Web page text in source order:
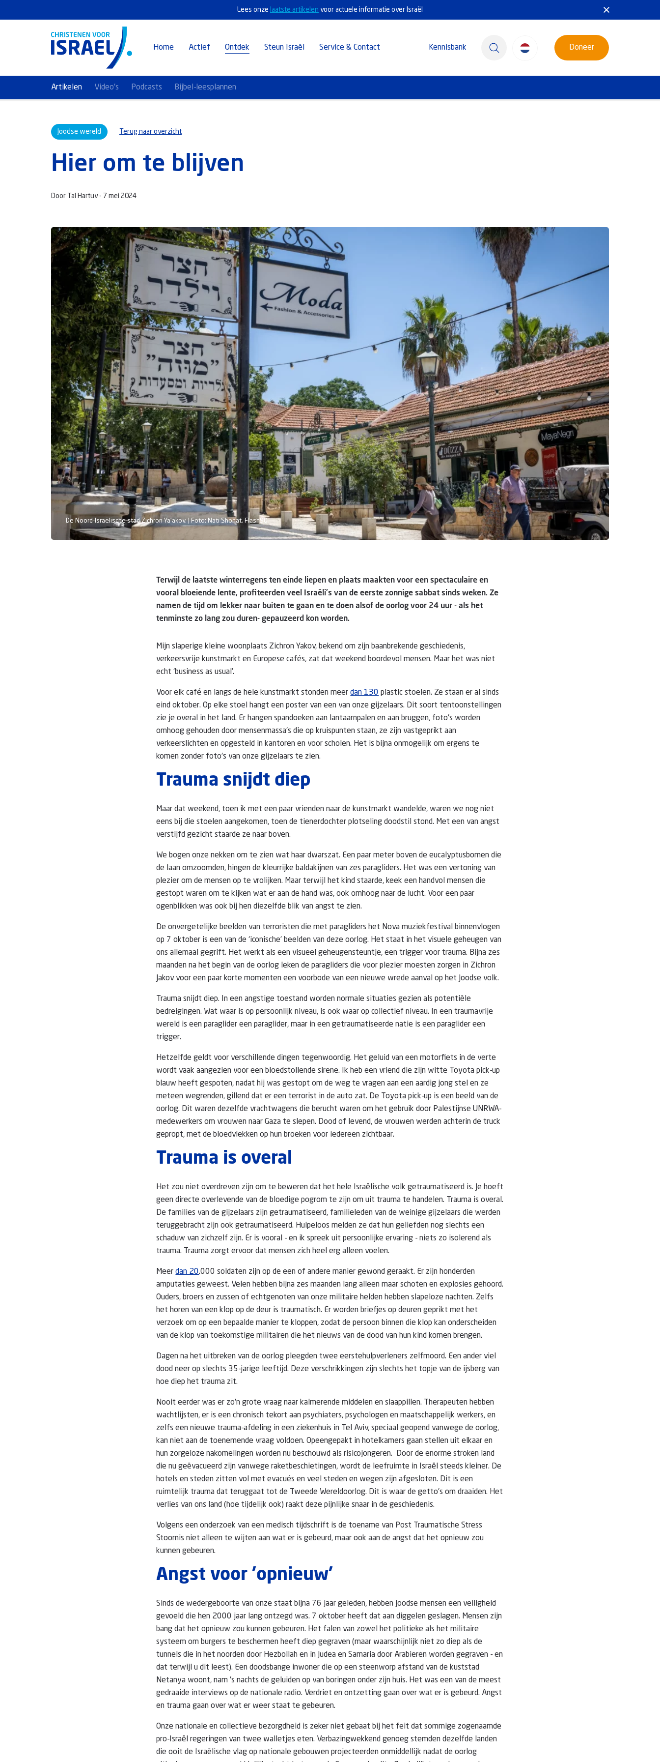
Lees onze laatste artikelen voor actuele informatie over Israël
Home Actief Ontdek Steun Israël Service & Contact Kennisbank Doneer
Artikelen Video's Podcasts Bijbel-leesplannen
Joodse wereld Terug naar overzicht
Hier om te blijven
Door Tal Hartuv - 7 mei 2024
De Noord-Israëlische stad Zichron Ya'akov. | Foto: Nati Shohat, Flash90
Terwijl de laatste winterregens ten einde liepen en plaats maakten voor een spectaculaire en
vooral bloeiende lente, profiteerden veel Israëli's van de eerste zonnige sabbat sinds weken. Ze
namen de tijd om lekker naar buiten te gaan en te doen alsof de oorlog voor 24 uur - als het
tenminste zo lang zou duren- gepauzeerd kon worden.
Mijn slaperige kleine woonplaats Zichron Yakov, bekend om zijn baanbrekende geschiedenis,
verkeersvrije kunstmarkt en Europese cafés, zat dat weekend boordevol mensen. Maar het was niet
echt ‘business as usual’.
Voor elk café en langs de hele kunstmarkt stonden meerdan 130 plastic stoelen. Ze staan er al sinds
eind oktober. Op elke stoel hangt een poster van een van onze gijzelaars. Dit soort tentoonstellingen
zie je overal in het land. Er hangen spandoeken aan lantaarnpalen en aan bruggen, foto's worden
omhoog gehouden door mensenmassa's die op kruispunten staan, ze zijn vastgeprikt aan
verkeerslichten en opgesteld in kantoren en voor scholen. Het is bijna onmogelijk om ergens te
komen zonder foto's van onze gijzelaars te zien.
Trauma snijdt diep
Maar dat weekend, toen ik met een paar vrienden naar de kunstmarkt wandelde, waren we nog niet
eens bij die stoelen aangekomen, toen de tienerdochter plotseling doodstil stond. Met een van angst
verstijfd gezicht staarde ze naar boven.
We bogen onze nekken om te zien wat haar dwarszat. Een paar meter boven de eucalyptusbomen die
de laan omzoomden, hingen de kleurrijke baldakijnen van zes paragliders. Het was een vertoning van
plezier om de mensen op te vrolijken. Maar terwijl het kind staarde, keek een handvol mensen die
gestopt waren om te kijken wat er aan de hand was, ook omhoog naar de lucht. Voor een paar
ogenblikken was ook bij hen diezelfde blik van angst te zien.
De onvergetelijke beelden van terroristen die met paragliders het Nova muziekfestival binnenvlogen
op 7 oktober is een van de ‘iconische’ beelden van deze oorlog. Het staat in het visuele geheugen van
ons allemaal gegrift. Het werkt als een visueel geheugensteuntje, een trigger voor trauma. Bijna zes
maanden na het begin van de oorlog leken de paragliders die voor plezier moesten zorgen in Zichron
Jakov voor een paar korte momenten een voorbode van een nieuwe wrede aanval op het Joodse volk.
Trauma snijdt diep. In een angstige toestand worden normale situaties gezien als potentiële
bedreigingen. Wat waar is op persoonlijk niveau, is ook waar op collectief niveau. In een traumavrije
wereld is een paraglider een paraglider, maar in een getraumatiseerde natie is een paraglider een
trigger.
Hetzelfde geldt voor verschillende dingen tegenwoordig. Het geluid van een motorfiets in de verte
wordt vaak aangezien voor een bloedstollende sirene. Ik heb een vriend die zijn witte Toyota pick-up
blauw heeft gespoten, nadat hij was gestopt om de weg te vragen aan een aardig jong stel en ze
meteen wegrenden, gillend dat er een terrorist in de auto zat. De Toyota pick-up is een beeld van de
oorlog. Dit waren dezelfde vrachtwagens die berucht waren om het gebruik door Palestijnse UNRWA-
medewerkers om vrouwen naar Gaza te slepen. Dood of levend, de vrouwen werden achterin de truck
gepropt, met de bloedvlekken op hun broeken voor iedereen zichtbaar.
Trauma is overal
Het zou niet overdreven zijn om te beweren dat het hele Israëlische volk getraumatiseerd is. Je hoeft
geen directe overlevende van de bloedige pogrom te zijn om uit trauma te handelen. Trauma is overal.
De families van de gijzelaars zijn getraumatiseerd, familieleden van de weinige gijzelaars die werden
teruggebracht zijn ook getraumatiseerd. Hulpeloos melden ze dat hun geliefden nog slechts een
schaduw van zichzelf zijn. Er is vooral - en ik spreek uit persoonlijke ervaring - niets zo isolerend als
trauma. Trauma zorgt ervoor dat mensen zich heel erg alleen voelen.
Meerdan 20.000 soldaten zijn op de een of andere manier gewond geraakt. Er zijn honderden
amputaties geweest. Velen hebben bijna zes maanden lang alleen maar schoten en explosies gehoord.
Ouders, broers en zussen of echtgenoten van onze militaire helden hebben slapeloze nachten. Zelfs
het horen van een klop op de deur is traumatisch. Er worden briefjes op deuren geprikt met het
verzoek om op een bepaalde manier te kloppen, zodat de persoon binnen die klop kan onderscheiden
van de klop van toekomstige militairen die het nieuws van de dood van hun kind komen brengen.
Dagen na het uitbreken van de oorlog pleegden twee eerstehulpverleners zelfmoord. Een ander viel
dood neer op slechts 35-jarige leeftijd. Deze verschrikkingen zijn slechts het topje van de ijsberg van
hoe diep het trauma zit.
Nooit eerder was er zo'n grote vraag naar kalmerende middelen en slaappillen. Therapeuten hebben
wachtlijsten, er is een chronisch tekort aan psychiaters, psychologen en maatschappelijk werkers, en
zelfs een nieuwe trauma-afdeling in een ziekenhuis in Tel Aviv, speciaal geopend vanwege de oorlog,
kan niet aan de toenemende vraag voldoen. Opeengepakt in hotelkamers gaan stellen uit elkaar en
hun zorgeloze nakomelingen worden nu beschouwd als risicojongeren. Door de enorme stroken land
die nu geëvacueerd zijn vanwege raketbeschietingen, wordt de leefruimte in Israël steeds kleiner. De
hotels en steden zitten vol met evacués en veel steden en wegen zijn afgesloten. Dit is een
ruimtelijk trauma dat teruggaat tot de Tweede Wereldoorlog. Dit is waar de getto's om draaiden. Het
verlies van ons land (hoe tijdelijk ook) raakt deze pijnlijke snaar in de geschiedenis.
Volgens een onderzoek van een medisch tijdschrift is de toename van Post Traumatische Stress
Stoornis niet alleen te wijten aan wat er is gebeurd, maar ook aan de angst dat het opnieuw zou
kunnen gebeuren.
Angst voor 'opnieuw'
Sinds de wedergeboorte van onze staat bijna 76 jaar geleden, hebben Joodse mensen een veiligheid
gevoeld die hen 2000 jaar lang ontzegd was. 7 oktober heeft dat aan diggelen geslagen. Mensen zijn
bang dat het opnieuw zou kunnen gebeuren. Het falen van zowel het politieke als het militaire
systeem om burgers te beschermen heeft diep gegraven (maar waarschijnlijk niet zo diep als de
tunnels die in het noorden door Hezbollah en in Judea en Samaria door Arabieren worden gegraven - en
dat terwijl u dit leest). Een doodsbange inwoner die op een steenworp afstand van de kuststad
Netanya woont, nam 's nachts de geluiden op van boringen onder zijn huis. Het was een van de meest
gedraaide interviews op de nationale radio. Verdriet en ontzetting gaan over wat er is gebeurd. Angst
en trauma gaan over wat er weer staat te gebeuren.
Onze nationale en collectieve bezorgdheid is zeker niet gebaat bij het feit dat sommige zogenaamde
pro-Israël regeringen van twee walletjes eten. Verbazingwekkend genoeg stemden dezelfde landen
die ooit de Israëlische vlag op nationale gebouwen projecteerden onmiddellijk nadat de oorlog